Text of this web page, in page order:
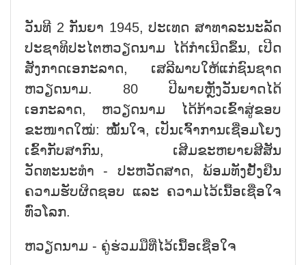
ວັນທີ 2 ກັນຍາ 1945, ປະເທດ ສາທາລະນະລັດ
ປະຊາທິປະໄຕຫວຽດນາມ ໄດ້ກຳເນີດຂຶ້ນ, ເປີດ
ສັງກາດເອກະລາດ, ເສລີພາບໃຫ້ແກ່ຊົນຊາດ
ຫວຽດນາມ. 80 ປີພາຍຫຼັງວັນຍາດໄດ້
ເອກະລາດ, ຫວຽດນາມ ໄດ້ກ້າວເຂົ້າສູ່ຂອບ
ຂະໜາດໃໝ່: ໝັ້ນໃຈ, ເປັນເຈົ້າການເຊື່ອມໂຍງ
ເຂົ້າກັບສາກົນ, ເສີມຂະຫຍາຍສີສັນ
ວັດທະນະທຳ - ປະຫວັດສາດ, ພ້ອມທັງຢັ້ງຢືນ
ຄວາມຮັບຜິດຊອບ ແລະ ຄວາມໄວ້ເນື້ອເຊື່ອໃຈ
ທົ່ວໂລກ.
ຫວຽດນາມ - ຄູ່ຮ່ວມມືທີ່ໄວ້ເນື້ອເຊື່ອໃຈ